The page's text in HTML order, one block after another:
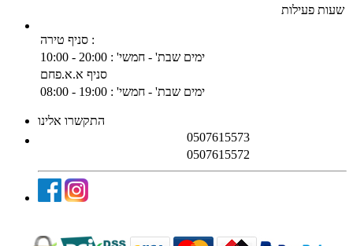
שעות פעילות
סניף טירה :
ימים שבת' - חמשי' : 20:00 - 10:00
סניף א.א.פחם
ימים שבת' - חמשי' : 19:00 - 08:00
התקשרו אלינו
0507615573
0507615572